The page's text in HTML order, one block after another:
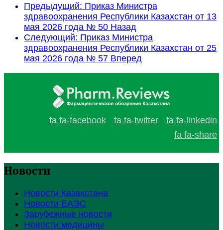
Предыдущий: Приказ Министра
здравоохранения Республики Казахстан от 13
мая 2026 года № 50 Назад
Следующий: Приказ Министра
здравоохранения Республики Казахстан от 25
мая 2026 года № 57 Вперед
fa fa-facebook fa fa-twitter
fa fa-linkedin
fa fa-share
Новости
Новости Казахстана
Новости ЕАЭС
Зарубежные новости
Новости медицины